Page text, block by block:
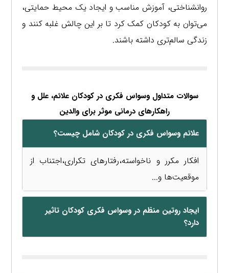
روانشناختی، آموزش مناسب و ایجاد یک محیط حمایتی،
می‌توان به کودکان کمک کرد تا بر این چالش غلبه کنند و
زندگی سالم‌تری داشته باشند.
سوالات متداول وسواس فکری در کودکان علائم، علل و
راهکارهای درمانی موثر برای والدین
علائم وسواس فکری در کودکان شامل چیست؟
افکار مکرر و ناخواسته،رفتارهای تکراری،اجتناب از
موقعیت‌ها و...
ایجاد روتین منظم در وسواس فکری کودکان تاثیر
دارد؟